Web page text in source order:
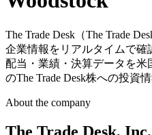
The Trade Desk（The Trade
企業情報をリアルタイムで確
配当・業績・決算データを米
のThe Trade Desk株への投資情
About the company
The Trade Desk, Inc.